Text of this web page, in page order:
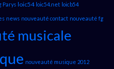
Parys loic54 loic54.net loicb54
news nouveauté contact nouveauté fg
musicale
nouveauté musique 2012